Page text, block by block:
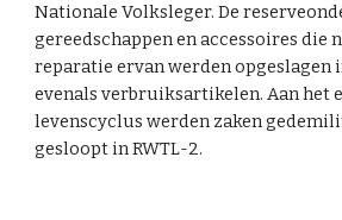
Nationale Volksleger. De
gereedschappen en accessoires die
reparatie ervan werden opgeslagen
evenals verbruiksartikelen. Aan het
levenscyclus werden zaken
gesloopt in RWTL-2.